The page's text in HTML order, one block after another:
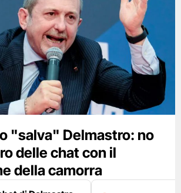
"salva" Delmastro: no
delle chat con il
della camorra